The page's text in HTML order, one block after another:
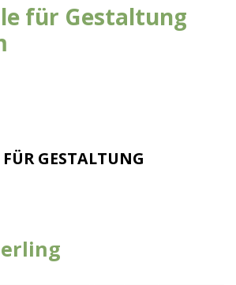
für Gestaltung
GESTALTUNG